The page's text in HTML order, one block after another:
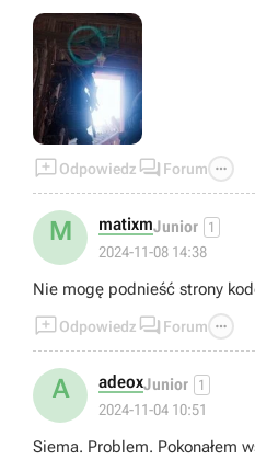
Odpowiedz  Forum 
M matixmJunior 1
2024-11-08 14:38
Nie mogę podnieść strony
Odpowiedz  Forum 
A adeoxJunior 1
2024-11-04 10:51
Siema. Problem. Pokonałem